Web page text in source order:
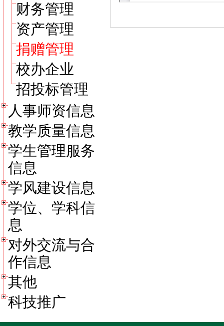
财务管理
资产管理
捐赠管理
校办企业
招投标管理
人事师资信息
教学质量信息
学生管理服务
信息
学风建设信息
学位、学科信
息
对外交流与合
作信息
其他
科技推广